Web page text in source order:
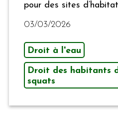
pour des sites
03/03/2026
Droit à l'eau
Droit des habitants
squats